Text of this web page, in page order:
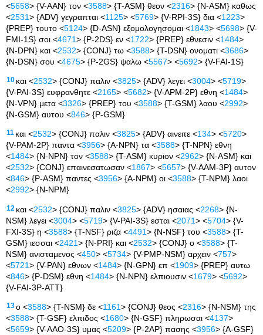
<5658> {V-AAN} τον <3588> {T-ASM} θεον <2316> {N-ASM} καθως
<2531> {ADV} γεγραπται <1125> <5769> {V-RPI-3S} δια <1223>
{PREP} τουτο <5124> {D-ASN} εξομολογησομαι <1843> <5698> {V-
FMI-1S} σοι <4671> {P-2DS} εν <1722> {PREP} εθνεσιν <1484>
{N-DPN} και <2532> {CONJ} τω <3588> {T-DSN} ονοματι <3686>
{N-DSN} σου <4675> {P-2GS} ψαλω <5567> <5692> {V-FAI-1S}
10 και <2532> {CONJ} παλιν <3825> {ADV} λεγει <3004> <5719>
{V-PAI-3S} ευφρανθητε <2165> <5682> {V-APM-2P} εθνη <1484>
{N-VPN} μετα <3326> {PREP} του <3588> {T-GSM} λαου <2992>
{N-GSM} αυτου <846> {P-GSM}
11 και <2532> {CONJ} παλιν <3825> {ADV} αινειτε <134> <5720>
{V-PAM-2P} παντα <3956> {A-NPN} τα <3588> {T-NPN} εθνη
<1484> {N-NPN} τον <3588> {T-ASM} κυριον <2962> {N-ASM} και
<2532> {CONJ} επαινεσατωσαν <1867> <5657> {V-AAM-3P} αυτον
<846> {P-ASM} παντες <3956> {A-NPM} οι <3588> {T-NPM} λαοι
<2992> {N-NPM}
12 και <2532> {CONJ} παλιν <3825> {ADV} ησαιας <2268> {N-
NSM} λεγει <3004> <5719> {V-PAI-3S} εσται <2071> <5704> {V-
FXI-3S} η <3588> {T-NSF} ριζα <4491> {N-NSF} του <3588> {T-
GSM} ιεσσαι <2421> {N-PRI} και <2532> {CONJ} ο <3588> {T-
NSM} ανισταμενος <450> <5734> {V-PMP-NSM} αρχειν <757>
<5721> {V-PAN} εθνων <1484> {N-GPN} επ <1909> {PREP} αυτω
<846> {P-DSM} εθνη <1484> {N-NPN} ελπιουσιν <1679> <5692>
{V-FAI-3P-ATT}
13ο <3588> {T-NSM} δε <1161> {CONJ} θεος <2316> {N-NSM} της
<3588> {T-GSF} ελπιδος <1680> {N-GSF} πληρωσαι <4137>
<5659> {V-AAO-3S} υμας <5209> {P-2AP} πασης <3956> {A-GSF}